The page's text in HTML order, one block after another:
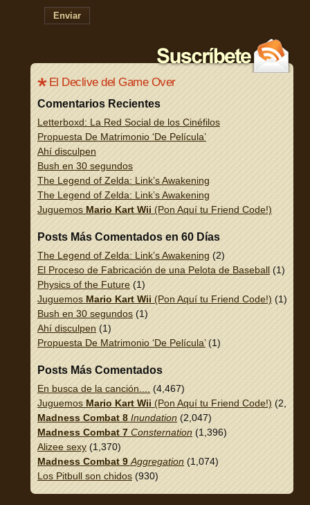
Enviar
El Declive del Game Over
Comentarios Recientes
Letterboxd: La Red Social de los Cinéfilos
Propuesta De Matrimonio ‘De Película’
Ahí disculpen
Bush en 30 segundos
The Legend of Zelda: Link’s Awakening
The Legend of Zelda: Link’s Awakening
Juguemos Mario Kart Wii (Pon Aquí tu Friend Code!)
Posts Más Comentados en 60 Días
The Legend of Zelda: Link’s Awakening (2)
El Proceso de Fabricación de una Pelota de Baseball (1)
Physics of the Future (1)
Juguemos Mario Kart Wii (Pon Aquí tu Friend Code!) (1)
Bush en 30 segundos (1)
Ahí disculpen (1)
Propuesta De Matrimonio ‘De Película’(1)
Posts Más Comentados
En busca de la canción....
(4,467)
Juguemos Mario Kart Wii (Pon Aquí tu Friend Code!) (2,337)
Madness Combat 8 Inundation (2,047)
Madness Combat 7 Consternation (1,396)
Alizee sexy (1,370)
Madness Combat 9 Aggregation (1,074)
Los Pitbull son chidos (930)